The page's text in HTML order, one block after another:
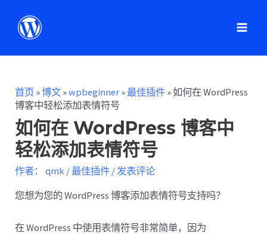
首页 »博文 »wpbeginner »最佳插件 »如何在 WordPress
博客中轻松添加表情符号
如何在 WordPress 博客中
轻松添加表情符号
作者： qmk /最佳插件 /发表评论
您想为您的 WordPress 博客添加表情符号支持吗？
在 WordPress 中使用表情符号非常简单，因为